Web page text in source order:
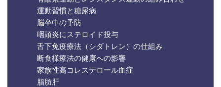
運動習慣と糖尿病
脳卒中の予防
咽頭炎にステロイド投与
舌下免疫療法（シダトレン）の仕組み
断食様療法の健康への影響
家族性高コレステロール血症
脂肪肝